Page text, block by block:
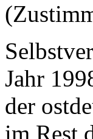
Jahr
der
im Rest